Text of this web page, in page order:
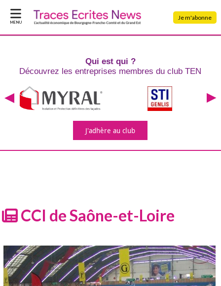
MENU
Je m'abonne
Qui est qui ?
Découvrez les entreprises membres du club TEN
J'adhèreau club
CCI de Saône-et-Loire